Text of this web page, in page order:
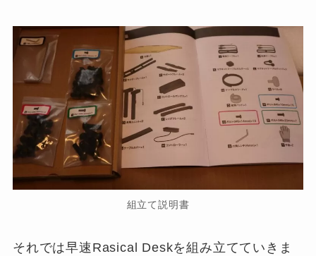
組立て説明書
それでは早速Rasical Deskを組み立てていきま